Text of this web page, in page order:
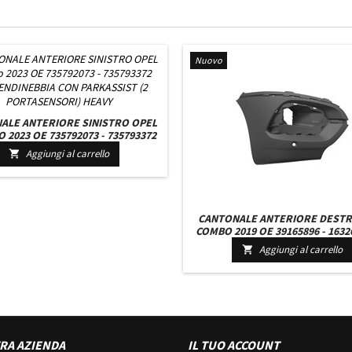
ANTERIORE SINISTRO OPEL
2023 OE 735792073 - 735793372
CON PARKASSIST (2
PORTASENSORI) HEAVY
 Aggiungi al carrello
Nuovo
CANTONALE ANTERIORE
COMBO 2019 OE 39165896 -
SU001B2085 CON PRIMER
ASSIST (1
 Aggiungi al carrello
AZIENDA IL TUO ACCOUNT